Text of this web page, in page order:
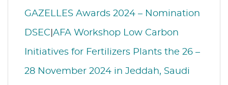
GAZELLES Awards 2024 – Nomination
DSEC AFA Workshop Low Carbon
Initiatives for Fertilizers Plants the 26 –
28 November 2024 in Jeddah, Saudi